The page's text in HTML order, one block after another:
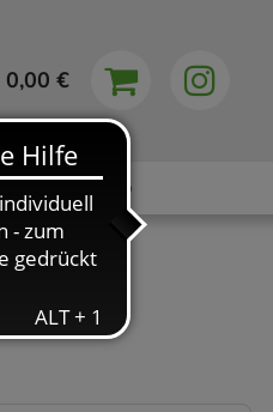
0,00 €
App